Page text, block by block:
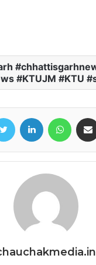
#KTUJM #KTU
Twitter LinkedIn